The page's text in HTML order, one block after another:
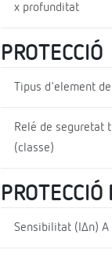
x profunditat
PROTECCIÓ
Tipus d'element de
Relé de seguretat
(classe)
Sensibilitat (I∆n) A